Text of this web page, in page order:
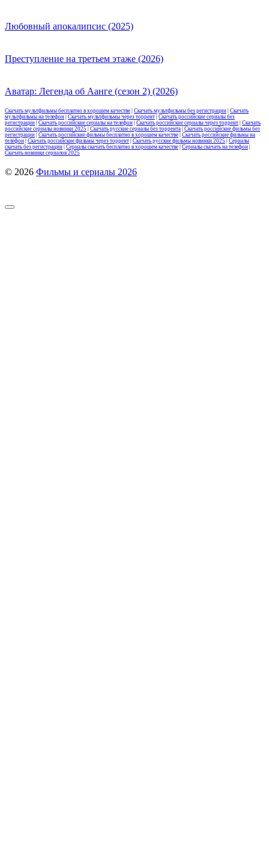
Любовный апокалипсис (2025)
Преступление на третьем этаже (2026)
Аватар: Легенда об Аанге (сезон 2) (2026)
Скачать мультфильмы бесплатно в хорошем качестве Скачать мультфильмы без регистрации Скачать
мультфильмы на телефон Скачать мультфильмы через торрент Скачать российские сериалы без
регистрации Скачать российские сериалы на телефон Скачать российские сериалы через торрент Скачать
российские сериалы новинки 2025
Скачать русские сериалы без торрента Скачать российские фильмы без
регистрации Скачать российские фильмы бесплатно в хорошем качестве Скачать российские фильмы на
телефон Скачать российские фильмы через торрент Скачать русские фильмы новинки 2025
Сериалы
скачать без регистрации Сериалы скачать бесплатно в хорошем качестве Сериалы скачать на телефон
Скачать новинки сериалов 2025
© 2026 Фильмы и сериалы 2026